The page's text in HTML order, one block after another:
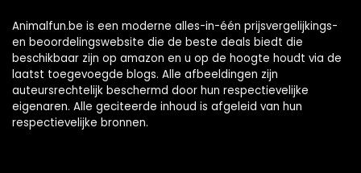
Animalfun.be is een moderne alles-in-één prijsvergelijkings-
en beoordelingswebsite die de beste deals biedt die
beschikbaar zijn op amazon en u op de hoogte houdt via de
laatst toegevoegde blogs. Alle afbeeldingen zijn
auteursrechtelijk beschermd door hun respectievelijke
eigenaren. Alle geciteerde inhoud is afgeleid van hun
respectievelijke bronnen.